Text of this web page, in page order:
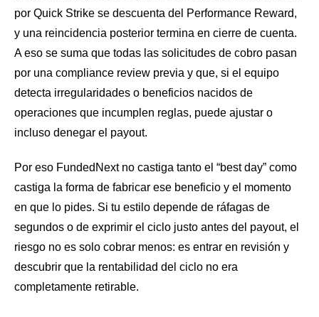
por Quick Strike se descuenta del Performance Reward,
y una reincidencia posterior termina en cierre de cuenta.
A eso se suma que todas las solicitudes de cobro pasan
por una compliance review previa y que, si el equipo
detecta irregularidades o beneficios nacidos de
operaciones que incumplen reglas, puede ajustar o
incluso denegar el payout.
Por eso FundedNext no castiga tanto el “best day” como
castiga la forma de fabricar ese beneficio y el momento
en que lo pides. Si tu estilo depende de ráfagas de
segundos o de exprimir el ciclo justo antes del payout, el
riesgo no es solo cobrar menos: es entrar en revisión y
descubrir que la rentabilidad del ciclo no era
completamente retirable.